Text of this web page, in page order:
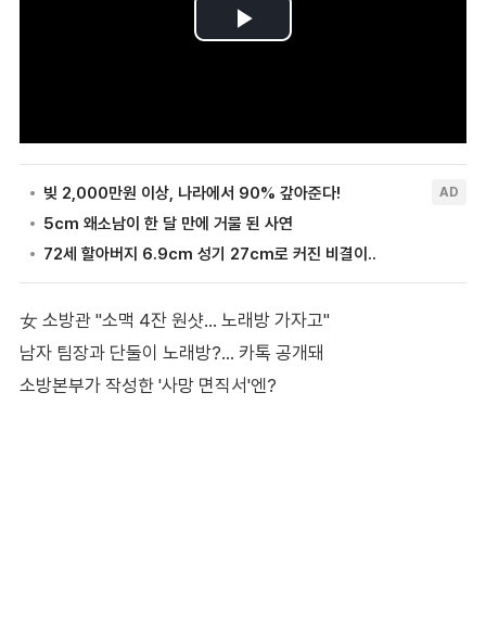
女 소방관 "소맥 4잔 원샷… 노래방 가자고"
남자 팀장과 단둘이 노래방?… 카톡 공개돼
소방본부가 작성한 '사망 면직서'엔?